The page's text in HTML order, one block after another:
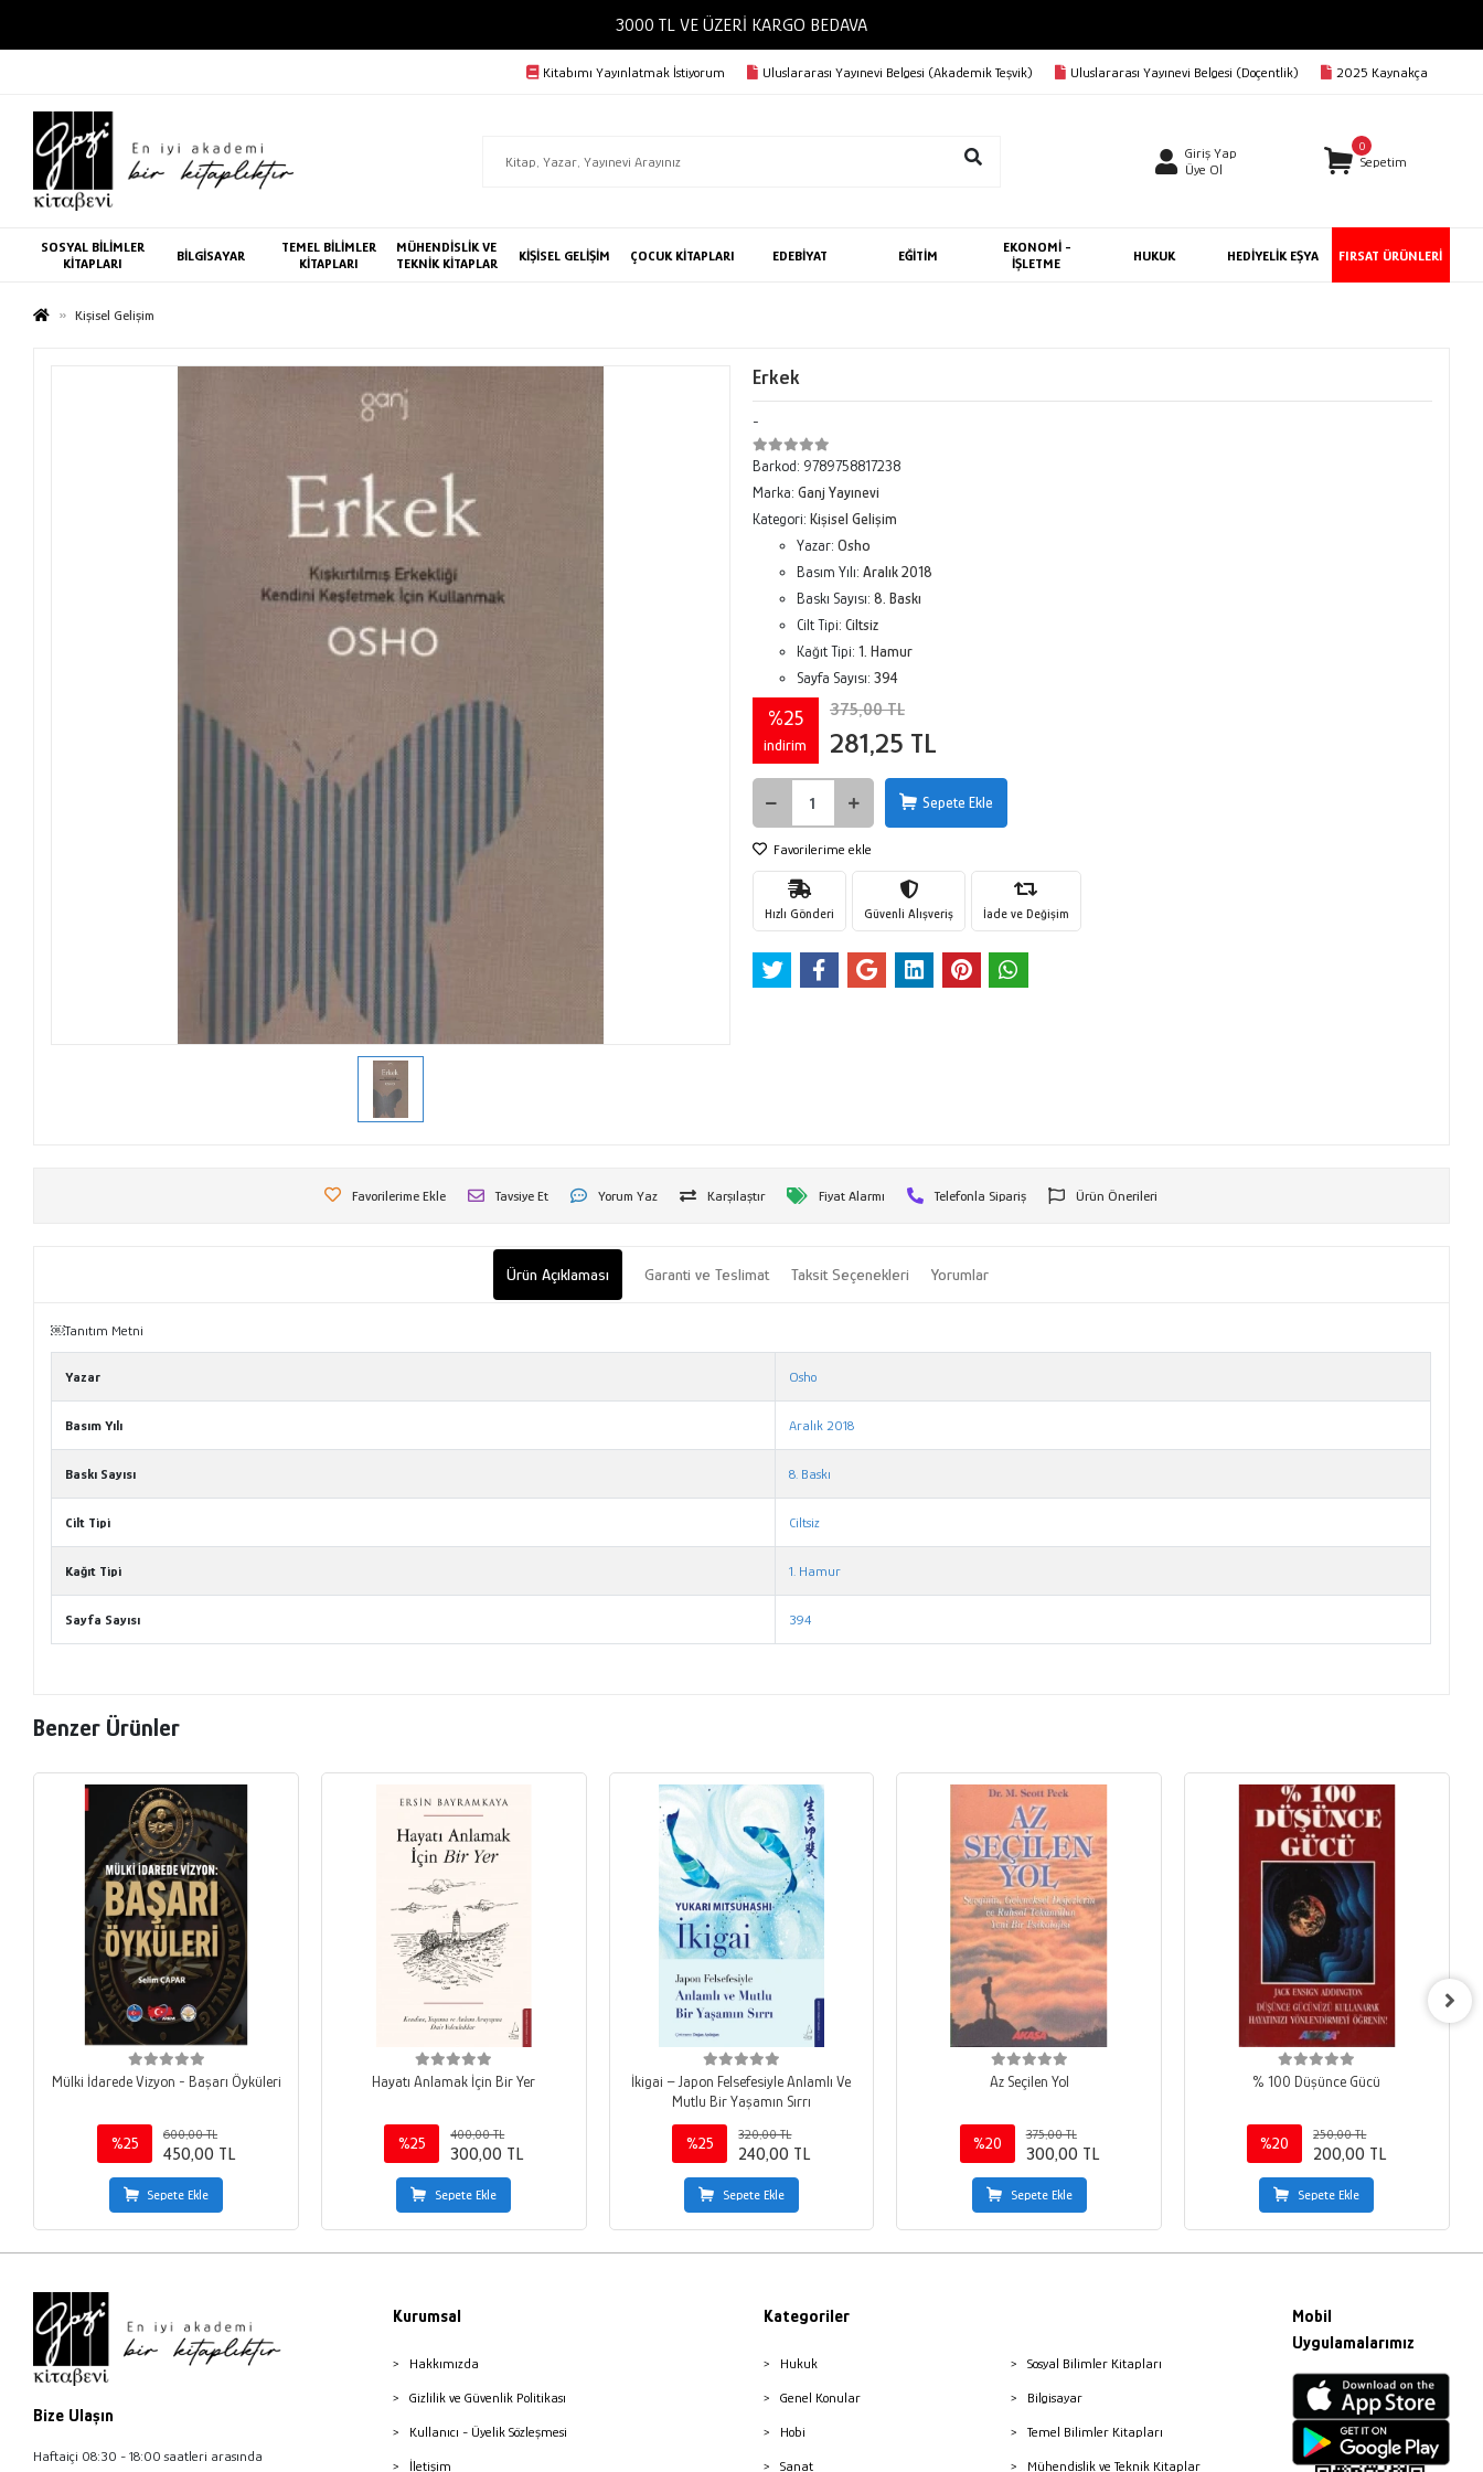
3000 TL VE ÜZERİ KARGO BEDAVA
Kitabımı Yayınlatmak İstiyorum Uluslararası Yayınevi Belgesi (Akademik Teşvik) Uluslararası Yayınevi Belgesi (Doçentlik) 2025 Kaynakça
Giriş Yap
Üye Ol
0
Sepetim
SOSYAL BİLİMLER
KİTAPLARI
BİLGİSAYAR
TEMEL BİLİMLER
KİTAPLARI
MÜHENDİSLİK VE
TEKNİK KİTAPLAR
KİŞİSEL GELİŞİM ÇOCUK KİTAPLARI EDEBİYAT EĞİTİM
EKONOMİ -
İŞLETME
HUKUK HEDİYELİK EŞYA FIRSAT ÜRÜNLERİ
Kişisel Gelişim
Erkek
-
Barkod: 9789758817238
Marka: Ganj Yayınevi
Kategori: Kişisel Gelişim
Yazar: Osho
Basım Yılı: Aralık 2018
Baskı Sayısı: 8. Baskı
Cilt Tipi: Ciltsiz
Kağıt Tipi: 1. Hamur
Sayfa Sayısı: 394
%25
indirim
375,00 TL
281,25 TL
Sepete Ekle
Favorilerime ekle
Hızlı Gönderi Güvenli Alışveriş İade ve Değişim
Favorilerime Ekle Tavsiye Et Yorum Yaz Karşılaştır Fiyat Alarmı Telefonla Sipariş Ürün Önerileri
Ürün Açıklaması Garanti ve Teslimat Taksit Seçenekleri Yorumlar
￼Tanıtım Metni
Yazar Osho
Basım Yılı Aralık 2018
Baskı Sayısı 8. Baskı
Cilt Tipi Ciltsiz
Kağıt Tipi 1. Hamur
Sayfa Sayısı 394
Benzer Ürünler
Mülki İdarede Vizyon - Başarı Öyküleri
%25
600,00 TL
450,00 TL
Sepete Ekle
Hayatı Anlamak İçin Bir Yer
%25
400,00 TL
300,00 TL
Sepete Ekle
İkigai – Japon Felsefesiyle Anlamlı Ve
Mutlu Bir Yaşamın Sırrı
%25
320,00 TL
240,00 TL
Sepete Ekle
Az Seçilen Yol
%20
375,00 TL
300,00 TL
Sepete Ekle
% 100 Düşünce Gücü
%20
250,00 TL
200,00 TL
Sepete Ekle
Bize Ulaşın
Haftaiçi 08:30 - 18:00 saatleri arasında
Kurumsal
Hakkımızda
Gizlilik ve Güvenlik Politikası
Kullanıcı - Üyelik Sözleşmesi
İletişim
Kategoriler
Hukuk
Genel Konular
Hobi
Sanat
Sosyal Bilimler Kitapları
Bilgisayar
Temel Bilimler Kitapları
Mühendislik ve Teknik Kitaplar
Mobil
Uygulamalarımız